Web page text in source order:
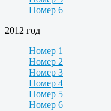
Номер 6
2012 год
Номер 1
Номер 2
Номер 3
Номер 4
Номер 5
Номер 6